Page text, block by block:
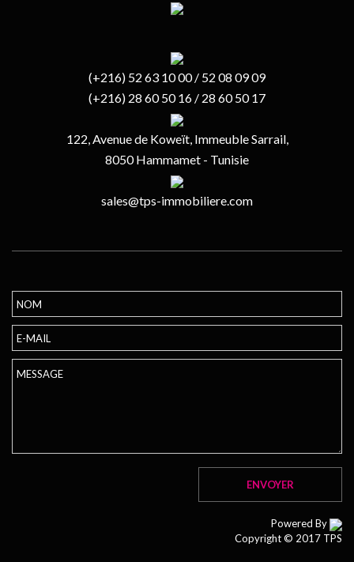
(+216) 52 63 10 00 / 52 08 09 09
(+216) 28 60 50 16 / 28 60 50 17
122, Avenue de Koweït, Immeuble Sarrail,
8050 Hammamet - Tunisie
sales@tps-immobiliere.com
Powered By
Copyright © 2017 TPS